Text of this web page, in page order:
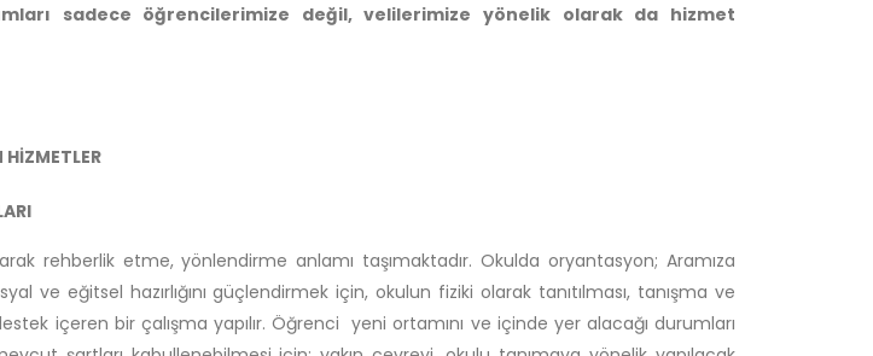
sadece öğrencilerimize değil, velilerimize yönelik olarak da hizmet
HİZMETLER
rehberlik etme, yönlendirme anlamı taşımaktadır. Okulda oryantasyon; Aramıza
ve eğitsel hazırlığını güçlendirmek için, okulun fiziki olarak tanıtılması, tanışma ve
içeren bir çalışma yapılır. Öğrenci yeni ortamını ve içinde yer alacağı durumları